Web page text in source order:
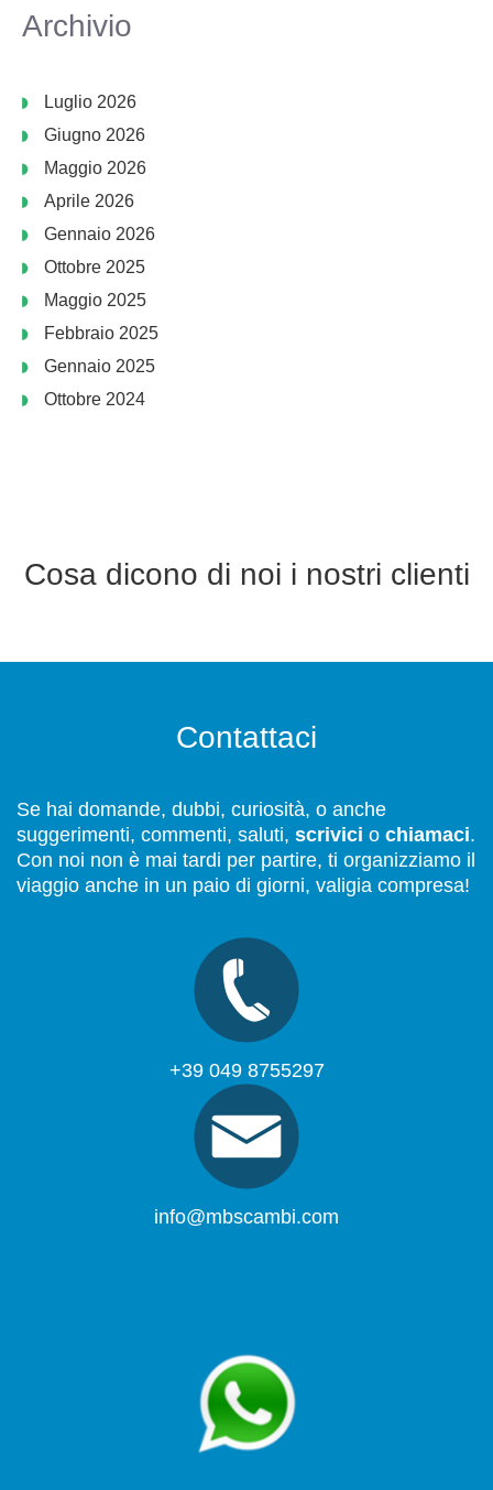
Archivio
Luglio 2026
Giugno 2026
Maggio 2026
Aprile 2026
Gennaio 2026
Ottobre 2025
Maggio 2025
Febbraio 2025
Gennaio 2025
Ottobre 2024
Cosa dicono di noi i nostri clienti
Contattaci
Se hai domande, dubbi, curiosità, o anche
suggerimenti, commenti, saluti, scrivici o chiamaci.
Con noi non è mai tardi per partire, ti organizziamo il
viaggio anche in un paio di giorni, valigia compresa!
+39 049 8755297
info@mbscambi.com